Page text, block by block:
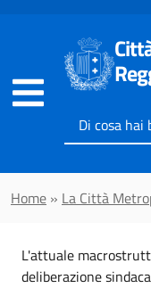
Inserisci
il
cercare
Home » La Città
L'attuale
deliberazione